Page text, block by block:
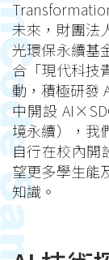
未來，財團法
光環保永續基
合「現代科技
動，積極研發
中開設
境永續），我
自行在校內開
望更多學生能
知識。